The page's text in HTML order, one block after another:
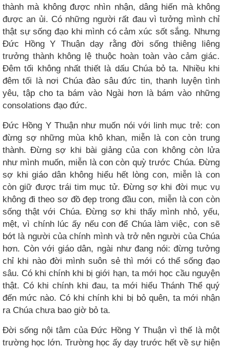
thành mà không được nhìn nhận, dâng hiến mà không
được an ủi. Có những người rất đau vì tưởng mình chỉ
thật sự sống đạo khi mình có cảm xúc sốt sắng. Nhưng
Đức Hồng Y Thuận dạy rằng đời sống thiêng liêng
trưởng thành không lệ thuộc hoàn toàn vào cảm giác.
Đêm tối không nhất thiết là dấu Chúa bỏ ta. Nhiều khi
đêm tối là nơi Chúa đào sâu đức tin, thanh luyện tình
yêu, tập cho ta bám vào Ngài hơn là bám vào những
consolations đạo đức.
Đức Hồng Y Thuận như muốn nói với linh mục trẻ: con
đừng sợ những mùa khô khan, miễn là con còn trung
thành. Đừng sợ khi bài giảng của con không còn lửa
như mình muốn, miễn là con còn quỳ trước Chúa. Đừng
sợ khi giáo dân không hiểu hết lòng con, miễn là con
còn giữ được trái tim mục tử. Đừng sợ khi đời mục vụ
không đi theo sơ đồ đẹp trong đầu con, miễn là con còn
sống thật với Chúa. Đừng sợ khi thấy mình nhỏ, yếu,
mệt, vì chính lúc ấy nếu con để Chúa làm việc, con sẽ
bớt là người của chính mình và trở nên người của Chúa
hơn. Còn với giáo dân, ngài như đang nói: đừng tưởng
chỉ khi nào đời mình suôn sẻ thì mới có thể sống đạo
sâu. Có khi chính khi bị giới hạn, ta mới học cầu nguyện
thật. Có khi chính khi đau, ta mới hiểu Thánh Thể quý
đến mức nào. Có khi chính khi bị bỏ quên, ta mới nhận
ra Chúa chưa bao giờ bỏ ta.
Đời sống nội tâm của Đức Hồng Y Thuận vì thế là một
trường học lớn. Trường học ấy dạy trước hết về sự hiện